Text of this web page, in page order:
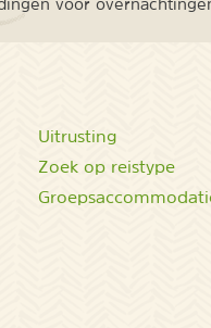
voor
Uitrusting
Zoek op reistype